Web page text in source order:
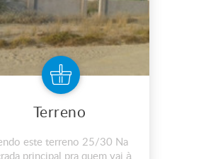
Terreno
este terreno 25/30 Na
principal pra quem vai à